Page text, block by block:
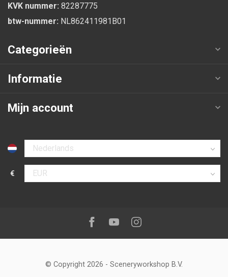
KVK nummer: 82287775
btw-nummer: NL862411981B01
Categorieën
Informatie
Mijn account
Selecteer taal
€
Selecteer valuta
Volg ons op:Facebook
YoutubeInstagram
© Copyright 2026 - Sceneryworkshop B.V.